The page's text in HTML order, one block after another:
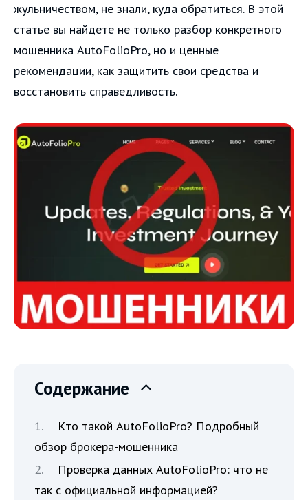
жульничеством, не знали, куда обратиться. В этой
статье вы найдете не только разбор конкретного
мошенника AutoFolioPro, но и ценные
рекомендации, как защитить свои средства и
восстановить справедливость.
Содержание
Кто такой AutoFolioPro? Подробный
обзор брокера-мошенника
Проверка данных AutoFolioPro: что не
так с официальной информацией?